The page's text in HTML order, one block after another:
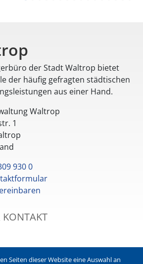
der Stadt Waltrop bietet
der häufig gefragten städtischen
aus einer Hand.
Waltrop
1
930 0
KONTAKT
Seiten dieser Website eine Auswahl an